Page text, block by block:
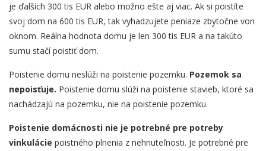
je ďalších 300 tis EUR alebo možno ešte aj viac. Ak si poistíte
svoj dom na 600 tis EUR, tak vyhadzujete peniaze zbytočne von
oknom. Reálna hodnota domu je len 300 tis EUR a na takúto
sumu stačí poistiť dom.
Poistenie domu neslúži na poistenie pozemku. Pozemok sa
nepoisťuje. Poistenie domu slúži na poistenie stavieb, ktoré sa
nachádzajú na pozemku, nie na poistenie pozemku.
Poistenie domácnosti nie je potrebné pre potreby
vinkulácie poistného plnenia z nehnuteľnosti. Je potrebné pre